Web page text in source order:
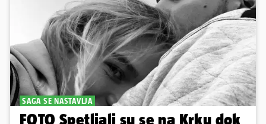
SAGA SE NASTAVLJA
FOTO Spetljali su se na Krku dok